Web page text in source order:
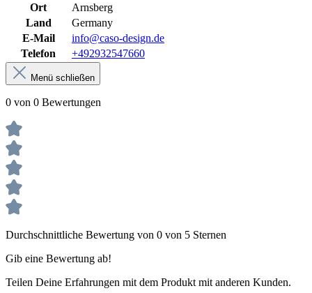
Ort
Arnsberg
Land
Germany
E-Mail
info@caso-design.de
Telefon
+492932547660
Menü schließen
0 von 0 Bewertungen
Durchschnittliche Bewertung von 0 von 5 Sternen
Gib eine Bewertung ab!
Teilen Deine Erfahrungen mit dem Produkt mit anderen Kunden.